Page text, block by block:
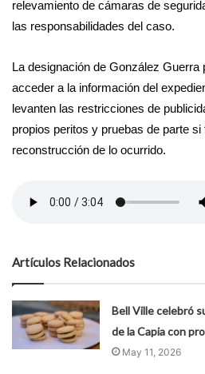
relevamiento de cámaras de
las responsabilidades del caso.
La designación de González Guerra
acceder a la información del
levanten las restricciones de
propios peritos y pruebas de parte
reconstrucción de lo ocurrido.
Artículos Relacionados
Bell Ville celebró
de la Capia con
May 11, 2026